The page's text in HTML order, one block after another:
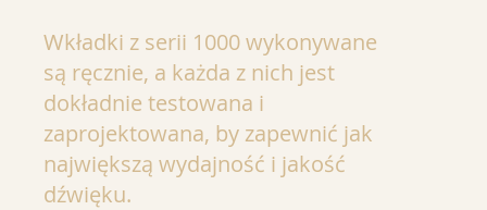
Wkładki z serii 1000 wykonywane
są ręcznie, a każda z nich jest
dokładnie testowana i
zaprojektowana, by zapewnić jak
największą wydajność i jakość
dźwięku.